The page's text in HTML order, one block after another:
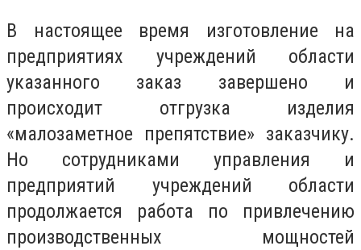
В настоящее время изготовление на
предприятиях учреждений области
указанного заказ завершено и
происходит отгрузка изделия
«малозаметное препятствие» заказчику.
Но сотрудниками управления и
предприятий учреждений области
продолжается работа по привлечению
производственных мощностей